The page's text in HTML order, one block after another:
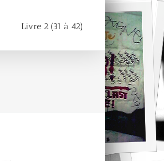
Livre 2 (31 à 42)